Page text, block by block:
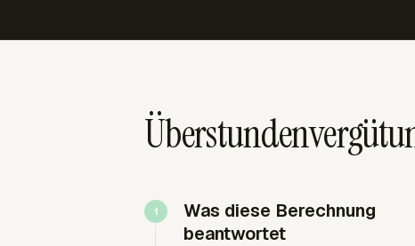
Was diese Berechnung
beantwortet